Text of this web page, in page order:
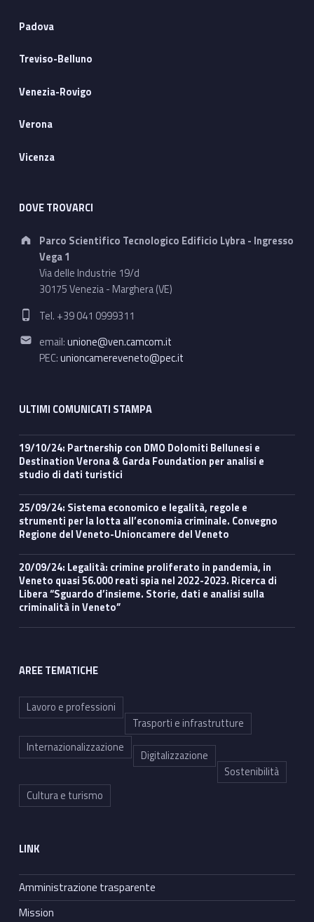
Padova
Treviso-Belluno
Venezia-Rovigo
Verona
Vicenza
DOVE TROVARCI
Address:
Parco Scientifico Tecnologico Edificio Lybra - Ingresso
Vega 1
Via delle Industrie 19/d
30175 Venezia - Marghera (VE)
Phone number:
Tel. +39 041 0999311
Email address:
email:unione@ven.camcom.it
PEC:unioncamereveneto@pec.it
ULTIMI COMUNICATI STAMPA
19/10/24: Partnership con DMO Dolomiti Bellunesi e
Destination Verona & Garda Foundation per analisi e
studio di dati turistici
25/09/24: Sistema economico e legalità, regole e
strumenti per la lotta all’economia criminale. Convegno
Regione del Veneto-Unioncamere del Veneto
20/09/24: Legalità: crimine proliferato in pandemia, in
Veneto quasi 56.000 reati spia nel 2022-2023. Ricerca di
Libera “Sguardo d’insieme. Storie, dati e analisi sulla
criminalità in Veneto”
AREE TEMATICHE
Lavoro e professioni
Trasporti e infrastrutture
Internazionalizzazione
Digitalizzazione
Sostenibilità
Cultura e turismo
LINK
Amministrazione trasparente
Mission